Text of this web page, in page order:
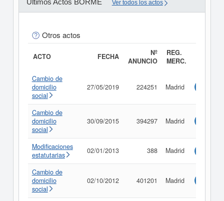
Últimos Actos BORME Ver todos los actos
Otros actos
ACTO FECHA
Nº
ANUNCIO
REG.
MERC.
Cambio de
domicilio
social
27/05/2019 224251 Madrid
Cambio de
domicilio
social
30/09/2015 394297 Madrid
Modificaciones
estatutarias
02/01/2013 388 Madrid
Cambio de
domicilio
social
02/10/2012 401201 Madrid